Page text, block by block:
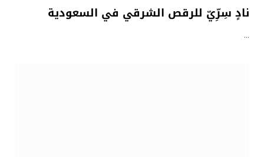
نادٍ سِرِّيّ للرقص الشرقي في السعودية
…